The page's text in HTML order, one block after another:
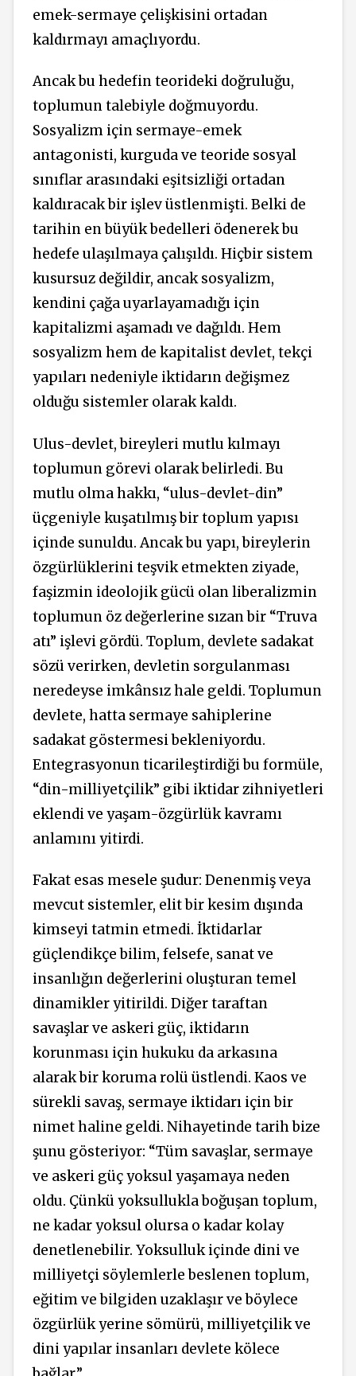
emek-sermaye çelişkisini ortadan
kaldırmayı amaçlıyordu.
Ancak bu hedefin teorideki doğruluğu,
toplumun talebiyle doğmuyordu.
Sosyalizm için sermaye-emek
antagonisti, kurguda ve teoride sosyal
sınıflar arasındaki eşitsizliği ortadan
kaldıracak bir işlev üstlenmişti. Belki de
tarihin en büyük bedelleri ödenerek bu
hedefe ulaşılmaya çalışıldı. Hiçbir sistem
kusursuz değildir, ancak sosyalizm,
kendini çağa uyarlayamadığı için
kapitalizmi aşamadı ve dağıldı. Hem
sosyalizm hem de kapitalist devlet, tekçi
yapıları nedeniyle iktidarın değişmez
olduğu sistemler olarak kaldı.
Ulus-devlet, bireyleri mutlu kılmayı
toplumun görevi olarak belirledi. Bu
mutlu olma hakkı, “ulus-devlet-din”
üçgeniyle kuşatılmış bir toplum yapısı
içinde sunuldu. Ancak bu yapı, bireylerin
özgürlüklerini teşvik etmekten ziyade,
faşizmin ideolojik gücü olan liberalizmin
toplumun öz değerlerine sızan bir “Truva
atı” işlevi gördü. Toplum, devlete sadakat
sözü verirken, devletin sorgulanması
neredeyse imkânsız hale geldi. Toplumun
devlete, hatta sermaye sahiplerine
sadakat göstermesi bekleniyordu.
Entegrasyonun ticarileştirdiği bu formüle,
“din-milliyetçilik” gibi iktidar zihniyetleri
eklendi ve yaşam-özgürlük kavramı
anlamını yitirdi.
Fakat esas mesele şudur: Denenmiş veya
mevcut sistemler, elit bir kesim dışında
kimseyi tatmin etmedi. İktidarlar
güçlendikçe bilim, felsefe, sanat ve
insanlığın değerlerini oluşturan temel
dinamikler yitirildi. Diğer taraftan
savaşlar ve askeri güç, iktidarın
korunması için hukuku da arkasına
alarak bir koruma rolü üstlendi. Kaos ve
sürekli savaş, sermaye iktidarı için bir
nimet haline geldi. Nihayetinde tarih bize
şunu gösteriyor: “Tüm savaşlar, sermaye
ve askeri güç yoksul yaşamaya neden
oldu. Çünkü yoksullukla boğuşan toplum,
ne kadar yoksul olursa o kadar kolay
denetlenebilir. Yoksulluk içinde dini ve
milliyetçi söylemlerle beslenen toplum,
eğitim ve bilgiden uzaklaşır ve böylece
özgürlük yerine sömürü, milliyetçilik ve
dini yapılar insanları devlete kölece